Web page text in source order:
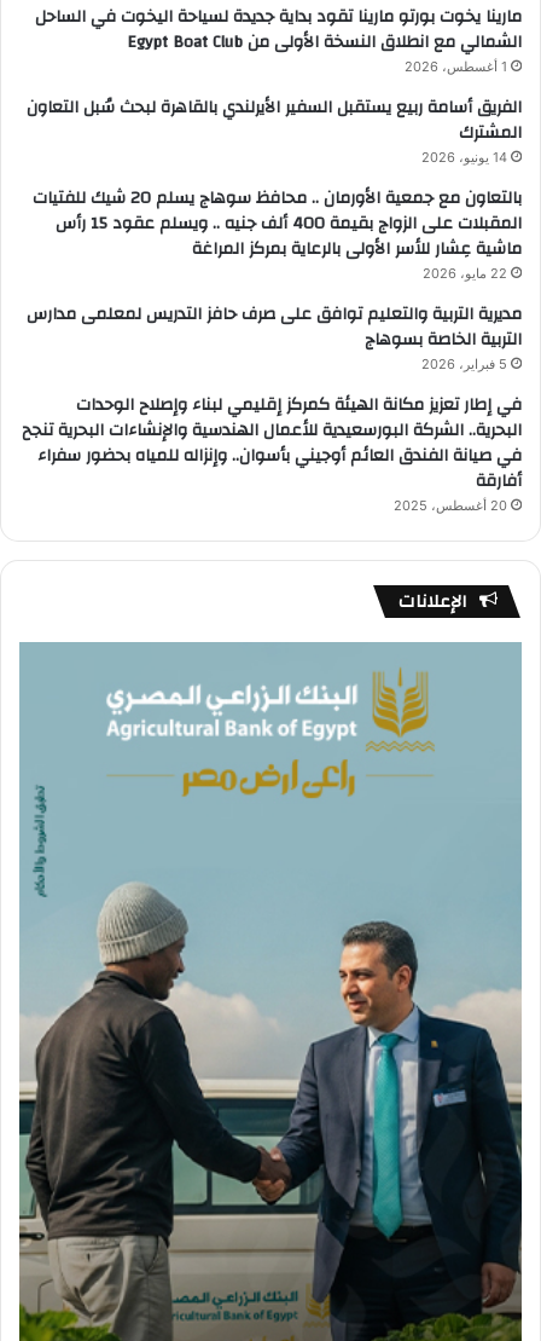
مارينا يخوت بورتو مارينا تقود بداية جديدة لسياحة اليخوت في الساحل
الشمالي مع انطلاق النسخة الأولى من Egypt Boat Club
1 أغسطس، 2026
الفريق أسامة ربيع يستقبل السفير الأيرلندي بالقاهرة لبحث سُبل التعاون
المشترك
14 يونيو، 2026
بالتعاون مع جمعية الأورمان .. محافظ سوهاج يسلم 20 شيك للفتيات
المقبلات على الزواج بقيمة 400 ألف جنيه .. ويسلم عقود 15 رأس
ماشية عِشار للأسر الأولى بالرعاية بمركز المراغة
22 مايو، 2026
مديرية التربية والتعليم توافق على صرف حافز التدريس لمعلمى مدارس
التربية الخاصة بسوهاج
5 فبراير، 2026
في إطار تعزيز مكانة الهيئة كمركز إقليمي لبناء وإصلاح الوحدات
البحرية.. الشركة البورسعيدية للأعمال الهندسية والإنشاءات البحرية تنجح
في صيانة الفندق العائم أوجيني بأسوان.. وإنزاله للمياه بحضور سفراء
أفارقة
20 أغسطس، 2025
الإعلانات